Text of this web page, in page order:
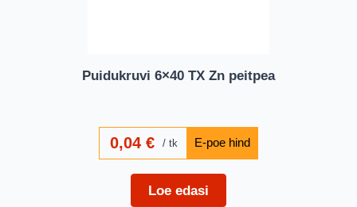
Puidukruvi 6×40 TX Zn peitpea
0,04€ tk
Loe edasi